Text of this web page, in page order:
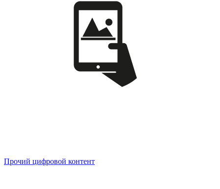
Прочий цифровой контент